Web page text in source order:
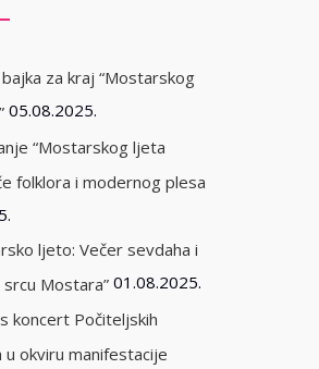
za kraj “Mostarskog
05.08.2025.
“Mostarskog ljeta
folklora i modernog plesa
ljeto: Večer sevdaha i
Mostara” 01.08.2025.
koncert Počiteljskih
u okviru manifestacije